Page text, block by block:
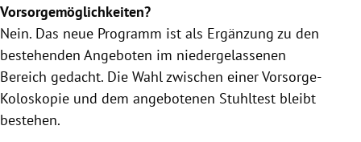
Vorsorgemöglichkeiten?
Nein. Das neue Programm ist als Ergänzung zu den
bestehenden Angeboten im niedergelassenen
Bereich gedacht. Die Wahl zwischen einer Vorsorge-
Koloskopie und dem angebotenen Stuhltest bleibt
bestehen.